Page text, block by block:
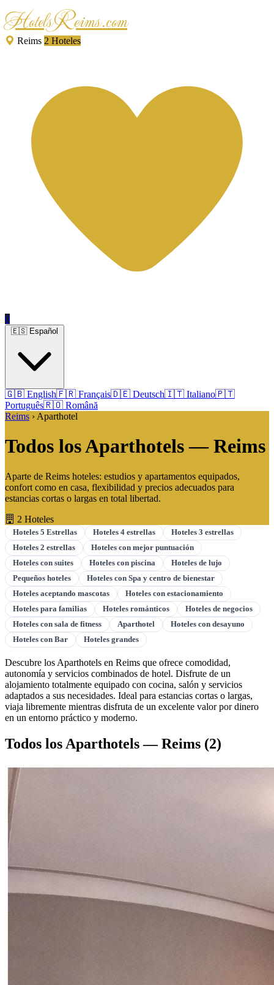
HotelsReims.com
Reims 2 Hoteles
0
🇬🇧 English🇫🇷 Français🇩🇪 Deutsch🇮🇹 Italiano🇵🇹
Português🇷🇴 Română
Reims › Aparthotel
Todos los Aparthotels — Reims
Aparte de Reims hoteles: estudios y apartamentos equipados,
confort como en casa, flexibilidad y precios adecuados para
estancias cortas o largas en total libertad.
2 Hoteles
Hoteles 5 Estrellas Hoteles 4 estrellas
Hoteles 3 estrellas
Hoteles 2 estrellas
Hoteles con mejor puntuación
Hoteles con suites
Hoteles con piscina
Hoteles de lujo
Pequeños hoteles
Hoteles con Spa y centro de bienestar
Hoteles aceptando mascotas
Hoteles con estacionamiento
Hoteles para familias
Hoteles románticos
Hoteles de negocios
Hoteles con sala de fitness
Aparthotel
Hoteles con desayuno
Hoteles con Bar
Hoteles grandes
Descubre los Aparthotels en Reims que ofrece comodidad,
autonomía y servicios combinados de hotel. Disfrute de un
alojamiento totalmente equipado con cocina, salón y servicios
adaptados a sus necesidades. Ideal para estancias cortas o largas,
viaja libremente mientras disfruta de un excelente valor por dinero
en un entorno práctico y moderno.
Todos los Aparthotels — Reims (2)